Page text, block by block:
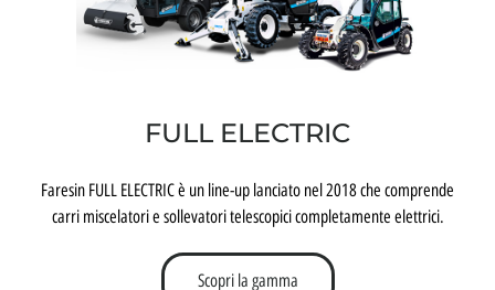
FULL ELECTRIC
Faresin FULL ELECTRIC è un line-up lanciato nel 2018 che comprende
carri miscelatori e sollevatori telescopici completamente elettrici.
Scopri la gamma